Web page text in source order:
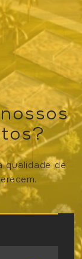
qualidade de